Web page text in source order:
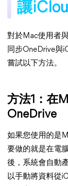
讓
對於Mac使用者
同步OneDrive與
嘗試以下方法。
方法1：在
OneDrive
如果您使用的是
要做的就是在電
後，系統會自動
以手動將資料從